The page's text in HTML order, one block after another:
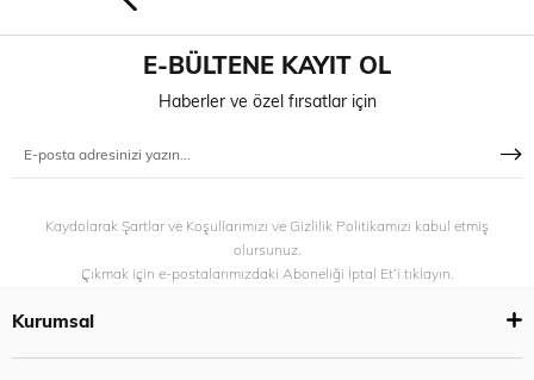
E-BÜLTENE KAYIT OL
Haberler ve özel fırsatlar için
Kaydolarak Şartlar ve Koşullarımızı ve Gizlilik Politikamızı kabul etmiş
olursunuz.
Çıkmak için e-postalarımızdaki Aboneliği İptal Et’i tıklayın.
Kurumsal